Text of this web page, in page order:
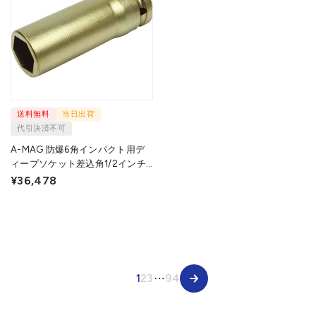
送料無料
当日出荷
代引決済不可
A-MAG 防爆6角インパクト用デ
ィープソケット差込角1/2インチ
用 対辺17mm 0351046S 1個
¥36,478
123⋯94